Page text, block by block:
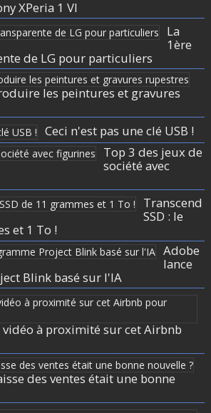
XPeria 1 VI
La
1ère
de LG pour particuliers
les peintures et gravures
Ceci n'est pas une clé USB !
Top 3 des jeux de
société avec
Transcend
SSD : le
et 1 To !
Adobe
lance
Blink basé sur l'IA
à proximité sur cet Airbnb
des ventes était une bonne